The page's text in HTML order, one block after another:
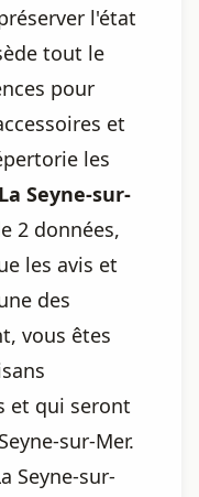
l'état
tout le
pour
et
les
Seyne-sur-
2 données,
les avis et
des
vous êtes
et qui seront
sur-Mer.
Seyne-sur-